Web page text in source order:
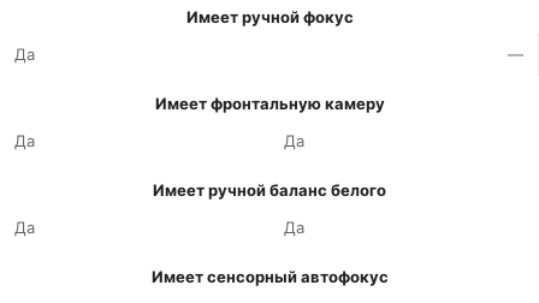
Имеет ручной фокус
Да
—
Имеет фронтальную камеру
Да
Да
Имеет ручной баланс белого
Да
Да
Имеет сенсорный автофокус